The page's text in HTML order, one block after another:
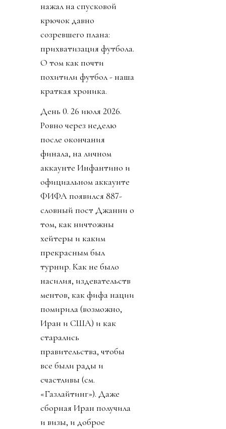
нажал на спусковой
крючок давно
созревшего плана:
прихватизация футбола.
О том как почти
похитили футбол - наша
краткая хроника.
День 0. 26 июля 2026.
Ровно через неделю
после окончания
финала, на личном
аккаунте Инфантино и
официальном аккаунте
ФИФА появился 887-
словный пост Джанни о
том, как ничтожны
хейтеры и каким
прекрасным был
турнир. Как не было
насилия, издевательств
ментов, как фифа нации
помирила (возможно,
Иран и США) и как
старались
правительства, чтобы
все были рады и
счастливы (см.
«Газлайтинг»). Даже
сборная Иран получила
и визы, и доброе